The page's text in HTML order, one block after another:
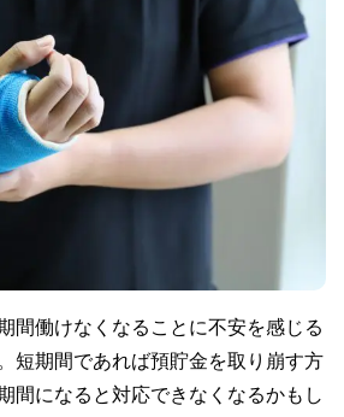
間働けなくなることに不安を感じる
短期間であれば預貯金を取り崩す方
間になると対応できなくなるかもし